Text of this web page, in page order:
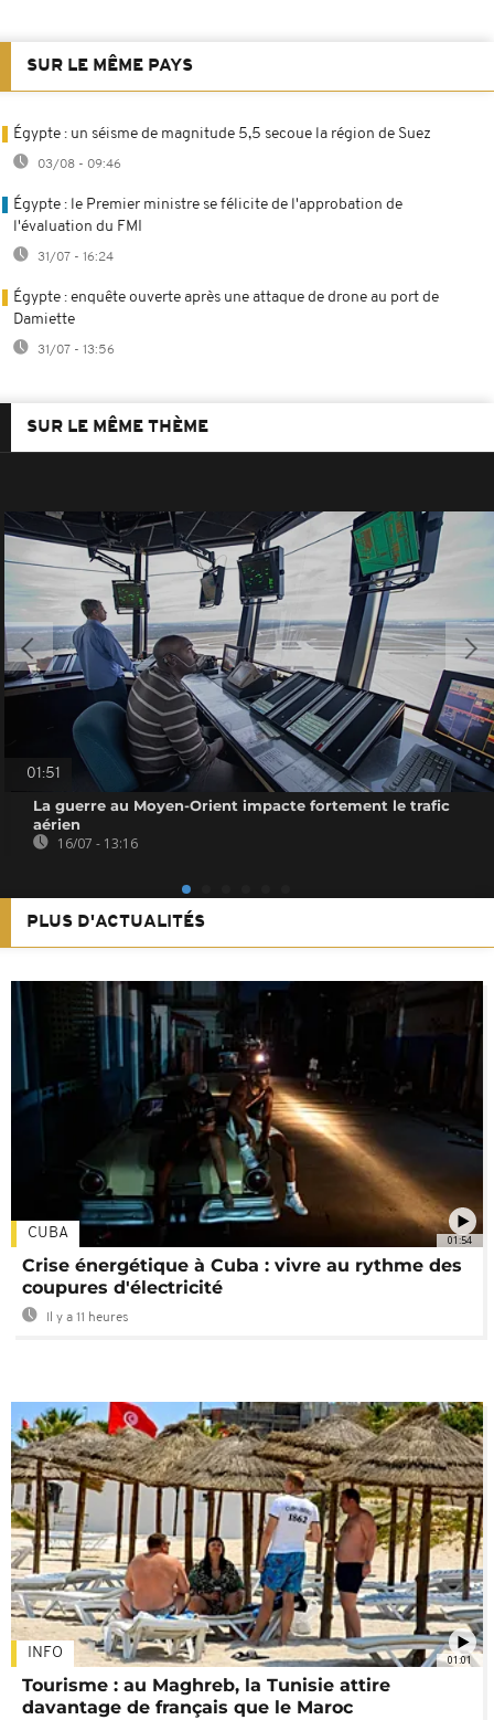
SUR LE MÊME PAYS
Égypte : un séisme de magnitude 5,5 secoue la région de Suez
03/08 - 09:46
Égypte : le Premier ministre se félicite de l'approbation de
l'évaluation du FMI
31/07 - 16:24
Égypte : enquête ouverte après une attaque de drone au port de
Damiette
31/07 - 13:56
SUR LE MÊME THÈME
01:51
La guerre au Moyen-Orient impacte fortement le trafic
aérien
16/07 - 13:16
PLUS D'ACTUALITÉS
01:54
CUBA
Crise énergétique à Cuba : vivre au rythme des
coupures d'électricité
Il y a 11 heures
01:01
INFO
Tourisme : au Maghreb, la Tunisie attire
davantage de français que le Maroc